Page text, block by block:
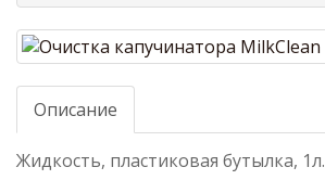
Описание
Жидкость, пластиковая бутылка, 1л.